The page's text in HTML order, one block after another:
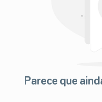
Parece que